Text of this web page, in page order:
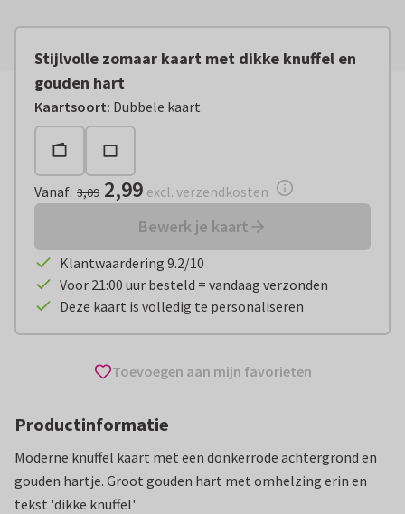
Stijlvolle zomaar kaart met dikke knuffel en
gouden hart
Kaartsoort: Dubbele kaart
Vanaf: € 2,99 excl. verzendkosten
Vanaf: 3,09 2,99 excl. verzendkosten
Bewerk je kaart
Klantwaardering 9.2/10
Voor 21:00 uur besteld = vandaag verzonden
Deze kaart is volledig te personaliseren
Toevoegen aan mijn favorieten
Productinformatie
Moderne knuffel kaart met een donkerrode achtergrond en
gouden hartje. Groot gouden hart met omhelzing erin en
tekst 'dikke knuffel'